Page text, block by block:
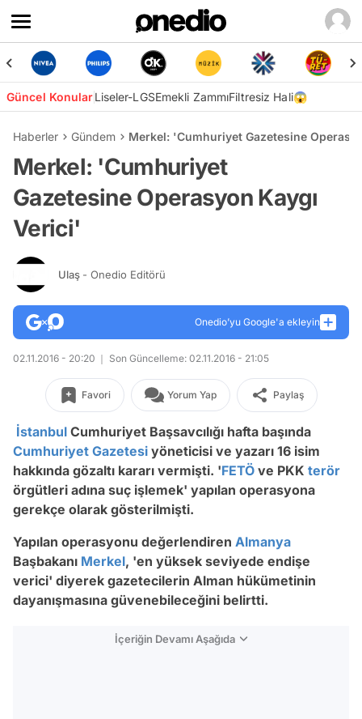
Güncel KonularLiseler-LGSEmekli ZammıFiltresiz Hali😱
Haberler Gündem Merkel: 'Cumhuriyet Gazetesine
Merkel: 'Cumhuriyet
Gazetesine Operasyon Kaygı
Verici'
Ulaş - Onedio Editörü
Onedio’yu Google'a ekleyin
02.11.2016 - 20:20 Son Güncelleme: 02.11.2016 - 21:05
Favori Yorum Yap Paylaş
İstanbul Cumhuriyet Başsavcılığı hafta başında
Cumhuriyet Gazetesi yöneticisi ve yazarı 16 isim
hakkında gözaltı kararı vermişti. 'FETÖ ve PKK terör
örgütleri adına suç işlemek' yapılan operasyona
gerekçe olarak gösterilmişti.
Yapılan operasyonu değerlendiren Almanya
Başbakanı Merkel, 'en yüksek seviyede endişe
verici' diyerek gazetecilerin Alman hükümetinin
dayanışmasına güvenebileceğini belirtti.
İçeriğin Devamı Aşağıda